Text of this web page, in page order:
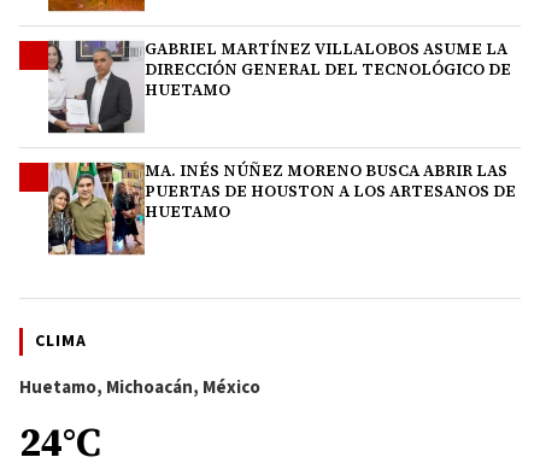
GABRIEL MARTÍNEZ VILLALOBOS ASUME LA
DIRECCIÓN GENERAL DEL TECNOLÓGICO DE
HUETAMO
MA. INÉS NÚÑEZ MORENO BUSCA ABRIR LAS
PUERTAS DE HOUSTON A LOS ARTESANOS DE
HUETAMO
CLIMA
Huetamo, Michoacán, México
24°C